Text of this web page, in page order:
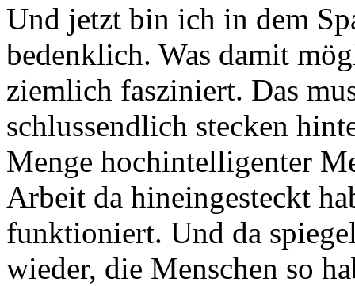
Und jetzt bin ich in dem
bedenklich. Was damit
ziemlich fasziniert. Das
schlussendlich stecken
Menge hochintelligenter
Arbeit da hineingesteckt
funktioniert. Und da
wieder, die Menschen so